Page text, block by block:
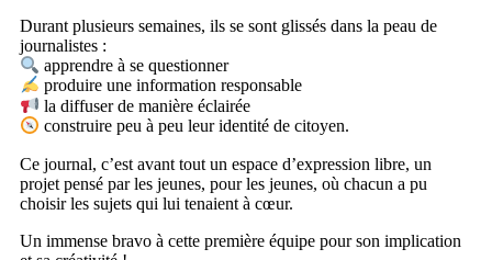
Durant plusieurs semaines, ils se sont glissés dans la peau de
journalistes :
apprendre à se questionner
produire une information responsable
la diffuser de manière éclairée
construire peu à peu leur identité de citoyen.
Ce journal, c’est avant tout un espace d’expression libre, un
projet pensé par les jeunes, pour les jeunes, où chacun a pu
choisir les sujets qui lui tenaient à cœur.
Un immense bravo à cette première équipe pour son implication